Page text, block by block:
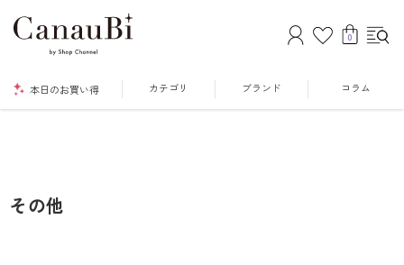
0
本日のお買い得 カテゴリ ブランド コラム
その他